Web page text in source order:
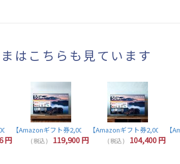
はこちらも見ています
グザ テレビ 32インチ 液晶テレビ 32V型 ハイビジョン
円
【Amazonギフト券2,000円分プレゼント】レグザ テレ
( 税込 ) 119,900円
【Amazonギフト券2,000円
( 税込 ) 104,400円
【